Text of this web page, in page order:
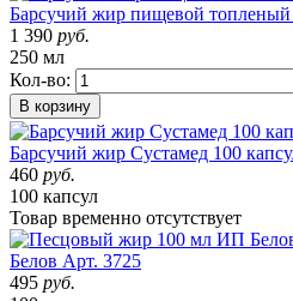
Барсучий жир пищевой
1 390 руб.
250 мл
Кол-во:
В корзину
Барсучий жир Сустамед 100
460 руб.
100 капсул
Товар временно отсутствует
Белов Арт. 3725
495 руб.